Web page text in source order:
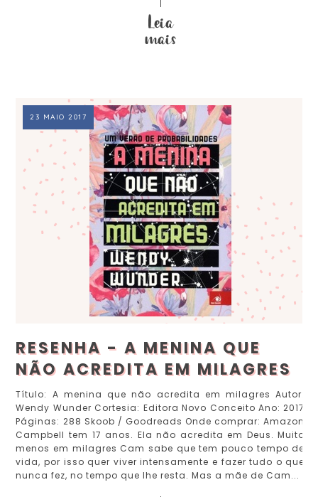
23 MAIO 2017
RESENHA - A MENINA QUE
NÃO ACREDITA EM MILAGRES
Título: A menina que não acredita em milagres Autor:
Wendy Wunder Cortesia: Editora Novo Conceito Ano: 2017
Páginas: 288 Skoob / Goodreads Onde comprar: Amazon
Campbell tem 17 anos. Ela não acredita em Deus. Muito
menos em milagres Cam sabe que tem pouco tempo de
vida, por isso quer viver intensamente e fazer tudo o que
nunca fez, no tempo que lhe resta. Mas a mãe de Cam...